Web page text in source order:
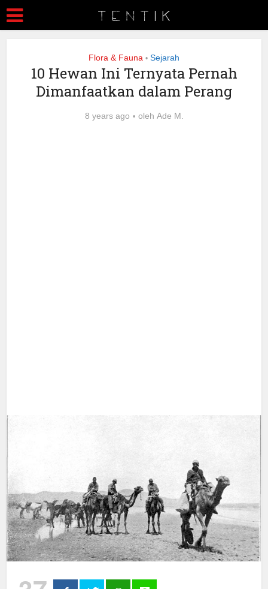
Flora & Fauna • Sejarah
10 Hewan Ini Ternyata Pernah
Dimanfaatkan dalam Perang
8 years ago oleh Ade M.